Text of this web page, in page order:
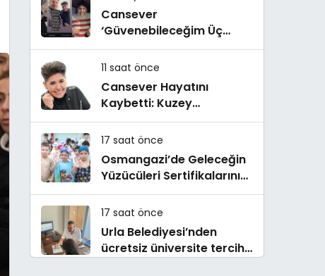
Cansever
‘Güvenebileceğim Üç
İnsandan Biri’ Demişti:
Mahmut Görgen’den
Cansever’e Duygusal
Veda
11 saat önce
Cansever Hayatını
Kaybetti: Kuzey
Makedonya’da Toprağa
Verilecek
17 saat önce
Osmangazi’de Geleceğin
Yüzücüleri Sertifikalarını
Aldı
17 saat önce
Urla Belediyesi’nden
ücretsiz üniversite tercih